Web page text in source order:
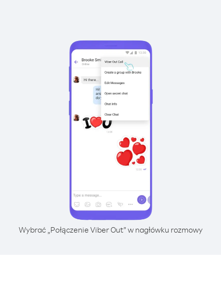
Wybrać „Połączenie Viber Out” w nagłówku rozmowy